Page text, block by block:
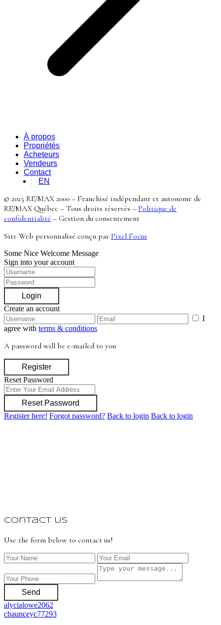
À propos
Propriétés
Acheteurs
Vendeurs
Contact
EN
© 2025 RE/MAX 2000 – Franchisé indépendant et autonome de
RE/MAX Québec – Tous droits réservés – Politique de
confidentialité – Gestion du consentement
Site Web personnalisé conçu par Pixel Focus
Some Nice Welcome Message
Sign into your account
Login
Create an account
I
agree with terms & conditions
A password will be e-mailed to you
Register
Reset Password
Reset Password
Register here! Forgot password? Back to login Back to login
Contact Us
Use the form below to contact us!
Send
alycialowe2062
chaunceyc77293